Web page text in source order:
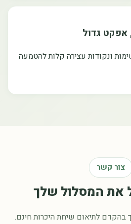
אפקט גדול
ונקודות עצירה קלות להטמעה
צור קשר
את המסלול שלך
בהקדם לתיאום שיחת היכרות חינם.